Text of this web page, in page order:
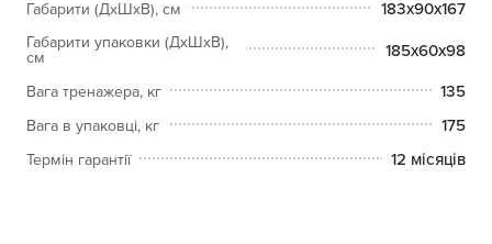
Габарити (ДхШхВ), см 183х90х167
Габарити упаковки (ДхШхВ),
см 185х60х98
Вага тренажера, кг 135
Вага в упаковці, кг 175
Термін гарантії 12 місяців